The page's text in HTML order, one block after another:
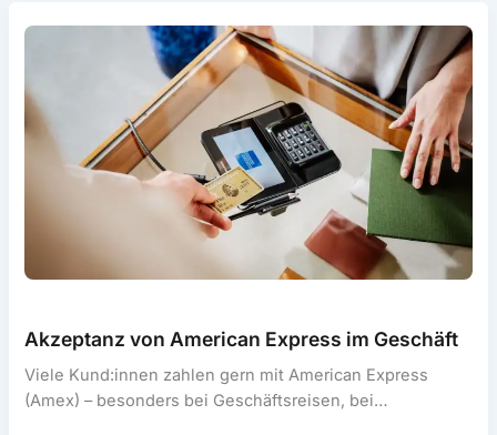
Debit
Kreditkarte
Akzeptanz von American Express im Geschäft
Viele Kund:innen zahlen gern mit American Express
(Amex) – besonders bei Geschäftsreisen, bei